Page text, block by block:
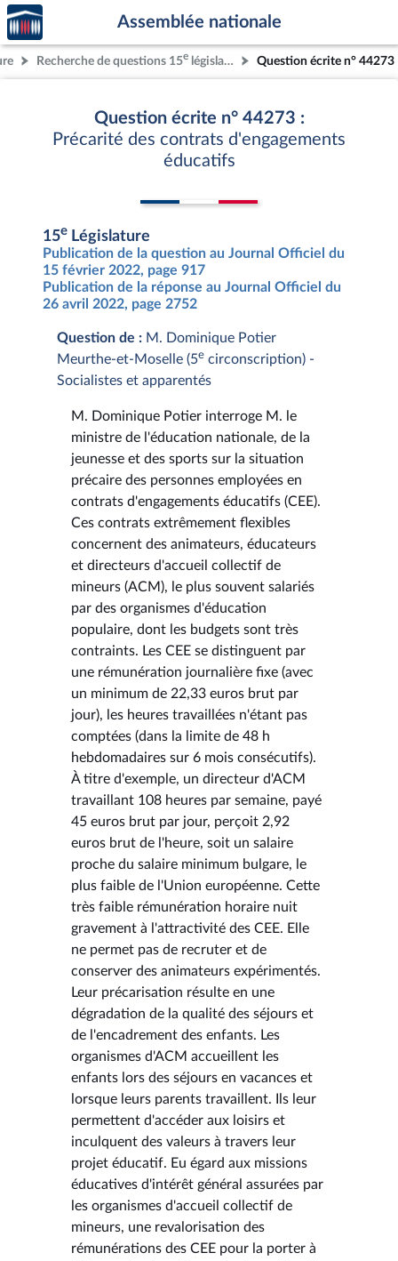
Aller au contenu
Aller en bas de la page
Accèder
à la
page
d'accueil
Assemblée nationale
Recherche de questions 15e législature Question écrite n° 44273
Question écrite n° 44273 :
Précarité des contrats d'engagements
éducatifs
15e Législature
Publication de la question au Journal Officiel du
15 février 2022, page 917
Publication de la réponse au Journal Officiel du
26 avril 2022, page 2752
Question de : M. Dominique Potier
Meurthe-et-Moselle (5e circonscription) -
Socialistes et apparentés
M. Dominique Potier interroge M. le
ministre de l'éducation nationale, de la
jeunesse et des sports sur la situation
précaire des personnes employées en
contrats d'engagements éducatifs (CEE).
Ces contrats extrêmement flexibles
concernent des animateurs, éducateurs
et directeurs d'accueil collectif de
mineurs (ACM), le plus souvent salariés
par des organismes d'éducation
populaire, dont les budgets sont très
contraints. Les CEE se distinguent par
une rémunération journalière fixe (avec
un minimum de 22,33 euros brut par
jour), les heures travaillées n'étant pas
comptées (dans la limite de 48 h
hebdomadaires sur 6 mois consécutifs).
À titre d'exemple, un directeur d'ACM
travaillant 108 heures par semaine, payé
45 euros brut par jour, perçoit 2,92
euros brut de l'heure, soit un salaire
proche du salaire minimum bulgare, le
plus faible de l'Union européenne. Cette
très faible rémunération horaire nuit
gravement à l'attractivité des CEE. Elle
ne permet pas de recruter et de
conserver des animateurs expérimentés.
Leur précarisation résulte en une
dégradation de la qualité des séjours et
de l'encadrement des enfants. Les
organismes d'ACM accueillent les
enfants lors des séjours en vacances et
lorsque leurs parents travaillent. Ils leur
permettent d'accéder aux loisirs et
inculquent des valeurs à travers leur
projet éducatif. Eu égard aux missions
éducatives d'intérêt général assurées par
les organismes d'accueil collectif de
mineurs, une revalorisation des
rémunérations des CEE pour la porter à